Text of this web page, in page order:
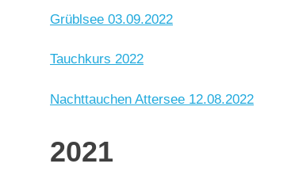
Grüblsee 03.09.2022
Tauchkurs 2022
Nachttauchen Attersee 12.08.2022
2021